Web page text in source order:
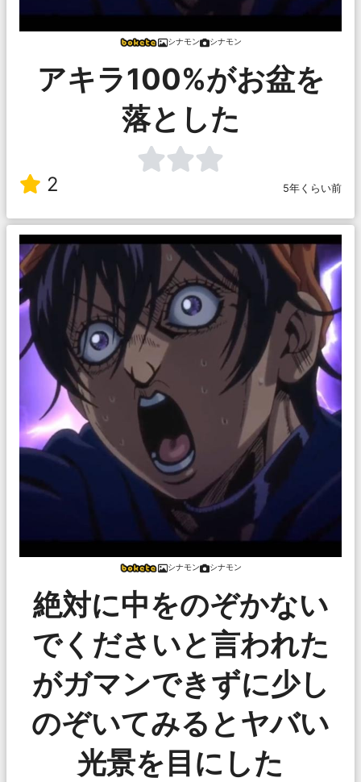
シナモン シナモン
アキラ100%がお盆を
落とした
2 5年くらい前
シナモン シナモン
絶対に中をのぞかない
でくださいと言われた
がガマンできずに少し
のぞいてみるとヤバい
光景を目にした